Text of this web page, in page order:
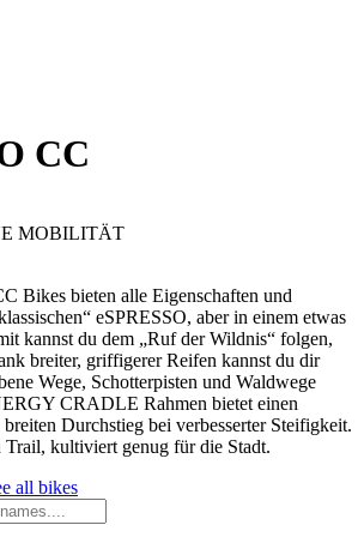
CC
MOBILITÄT
Bikes bieten alle Eigenschaften und
eSPRESSO, aber in einem etwas
kannst du dem „Ruf der Wildnis“ folgen,
breiter, griffigerer Reifen kannst du dir
Wege, Schotterpisten und Waldwege
CRADLE Rahmen bietet einen
Durchstieg bei verbesserter Steifigkeit.
Trail, kultiviert genug für die Stadt.
all bikes